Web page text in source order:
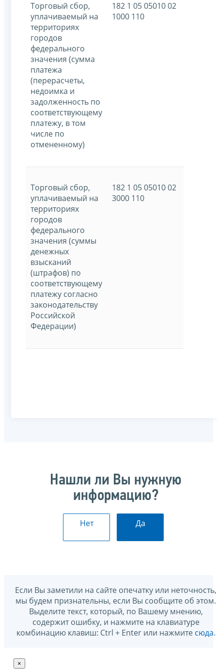
Торговый сбор,
уплачиваемый на
территориях
городов
федерального
значения (сумма
платежа
(перерасчеты,
недоимка и
задолженность по
соответствующему
платежу, в том
числе по
отмененному)
182 1 05 05010 02
1000 110
Торговый сбор,
уплачиваемый на
территориях
городов
федерального
значения (суммы
денежных
взысканий
(штрафов) по
соответствующему
платежу согласно
законодательству
Российской
Федерации)
182 1 05 05010 02
3000 110
Нашли ли Вы нужную
информацию?
Нет Да
Если Вы заметили на сайте опечатку или неточность,
мы будем признательны, если Вы сообщите об этом.
Выделите текст, который, по Вашему мнению,
содержит ошибку, и нажмите на клавиатуре
комбинацию клавиш: Ctrl + Enter или нажмите сюда.
×